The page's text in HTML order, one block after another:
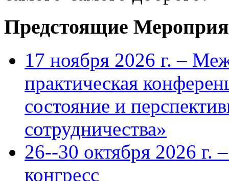
Предстоящие
17 ноября 2026 г. –
практическая
состояние и
сотрудничества»
26--30 октября 2026 г.
конгресс